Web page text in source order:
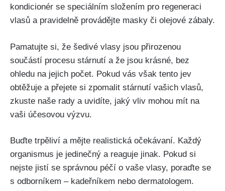
kondicionér se speciálním složením pro regeneraci
vlasů a⁤ pravidelně provádějte masky či ‌olejové zábaly.
Pamatujte ‌si, že šedivé vlasy jsou přirozenou
⁢součástí procesu⁣ stárnutí a že jsou krásné, ‍bez
⁢ohledu na jejich ⁤počet. Pokud vás však tento jev
obtěžuje a přejete‍ si zpomalit stárnutí vašich vlasů,
zkuste naše rady a uvidíte, jaký vliv mohou mít na⁢
vaši účesovou výzvu.
Buďte trpěliví a mějte realistická očekávaní. Každý
organismus⁤ je jedinečný a reaguje jinak. Pokud si
⁣nejste jistí se ‍správnou péčí‍ o vaše vlasy, poraďte se
s odborníkem – kadeřníkem nebo dermatologem.